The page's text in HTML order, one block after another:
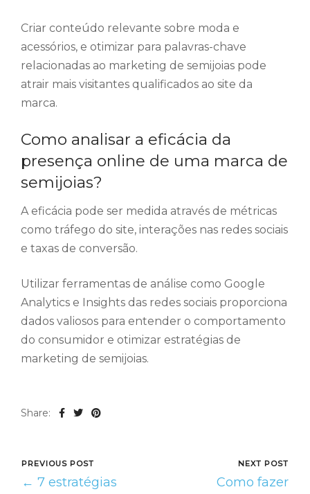
Criar conteúdo relevante sobre moda e
acessórios, e otimizar para palavras-chave
relacionadas ao marketing de semijoias pode
atrair mais visitantes qualificados ao site da
marca.
Como analisar a eficácia da
presença online de uma marca de
semijoias?
A eficácia pode ser medida através de métricas
como tráfego do site, interações nas redes sociais
e taxas de conversão.
Utilizar ferramentas de análise como Google
Analytics e Insights das redes sociais proporciona
dados valiosos para entender o comportamento
do consumidor e otimizar estratégias de
marketing de semijoias.
Share:
PREVIOUS POST
← 7 estratégias
NEXT POST
Como fazer